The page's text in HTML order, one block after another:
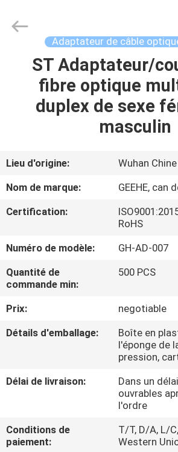
MAISON
PRODUITS
SUJET
DE
NOUS
VISITE
D'USINE
CONTRÔLE
QUALITÉ
CONTACTEZ-
NOUVELLES
Optical
Communication
Adaptateur de câble
ST Adaptateur/
fibre optique
duplex de sexe
masculin
Lieu d'origine:
Wuhan Chine
Nom de marque:
GEEHE, can
Certification:
RoHS
Numéro de modèle:
GH-AD-007
Quantité de
commande min:
500 PCS
Prix:
negotiable
Détails d'emballage:
Boîte en
l'éponge de
pression,
Délai de livraison:
Dans un
ouvrables
l'ordre
Conditions de
paiement:
T/T, D/A, L/
Western